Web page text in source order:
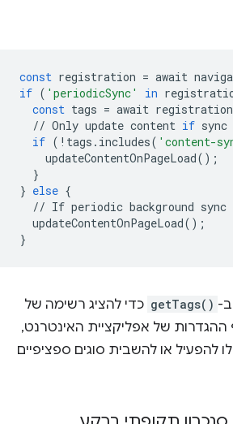
const registration = await
if ( 'periodicSync' in
const tags = await registration
// Only update content if sync
if ( ! tags . includes( 'content-
updateContentOnPageLoad();
}
} else {
// If periodic background sync
updateContentOnPageLoad();
}
getTags() כדי להציג רשימה של
ההגדרות של אפליקציית האינטרנט,
להפעיל או להשבית סוגים ספציפיים